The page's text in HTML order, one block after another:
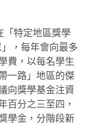
特定地區獎學
，每年會向最多
費，以每名學生
一路」地區的傑
向獎學基金注資
百分之三至四，
學金，分階段新